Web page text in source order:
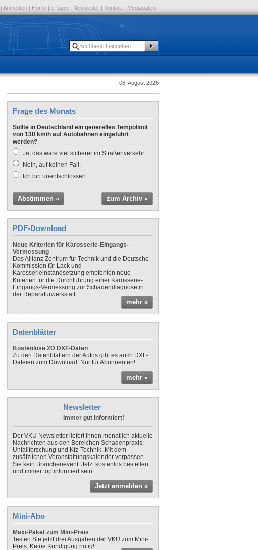
| Anmelden | Home | ePaper | Newsletter | Kontakt | Mediadaten |
06. August 2026
Frage des Monats
Sollte in Deutschland ein generelles Tempolimit
von 130 km/h auf Autobahnen eingeführt
werden?
Ja, das wäre viel sicherer im Straßenverkehr.
Nein, auf keinen Fall.
Ich bin unentschlossen.
Abstimmen » zum Archiv »
PDF-Download
Neue Kriterien für Karosserie-Eingangs-
Vermessung
Das Allianz Zentrum für Technik und die Deutsche
Kommission für Lack und
Karosserieinstandsetzung empfehlen neue
Kriterien für die Durchführung einer Karosserie-
Eingangs-Vermessung zur Schadendiagnose in
der Reparaturwerkstatt.
mehr »
Datenblätter
Kostenlose 2D DXF-Daten
Zu den Datenblättern der Autos gibt es auch DXF-
Dateien zum Download. Nur für Abonnenten!
mehr »
Newsletter
Immer gut informiert!
Der VKU Newsletter liefert Ihnen monatlich aktuelle
Nachrichten aus den Bereichen Schadenpraxis,
Unfallforschung und Kfz-Technik. Mit dem
zusätzlichen Veranstaltungskalender verpassen
Sie kein Branchenevent. Jetzt kostenlos bestellen
und immer top informiert sein.
Jetzt anmelden »
Mini-Abo
Maxi-Paket zum Mini-Preis
Testen Sie jetzt drei Ausgaben der VKU zum Mini-
Preis. Keine Kündigung nötig!